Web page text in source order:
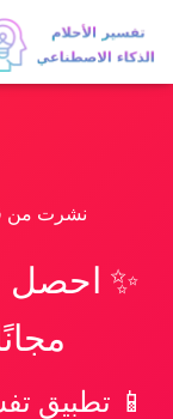
نشرت من
✨ احصل